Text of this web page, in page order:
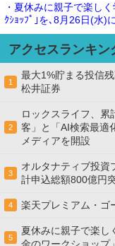
・夏休みに親子で楽し
ｸｼｮｯﾌﾟ｣を､8月26日(水)
アクセスランキン
1
最大1%貯まる投信
松井証券
2
ロックスライフ、累
客」と「AI検索最適
メディアを開設
3
オルタナティブ投資
計申込総額800億円
4 楽天プレミアム・ゴ
5
夏休みに親子で楽し